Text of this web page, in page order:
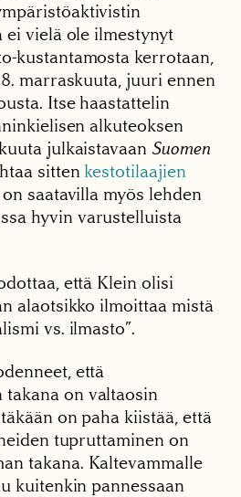
ei vielä ole ilmestynyt
kustantamosta kerrotaan,
marraskuuta, juuri ennen
Itse haastattelin
alkuteoksen
julkaistavaan Suomen
sitten kestotilaajien
saatavilla myös lehden
hyvin varustelluista
että Klein olisi
alaotsikko ilmoittaa mistä
vs. ilmasto”.
että
on valtaosin
on paha kiistää, että
tupruttaminen on
takana. Kaltevammalle
kuitenkin pannessaan